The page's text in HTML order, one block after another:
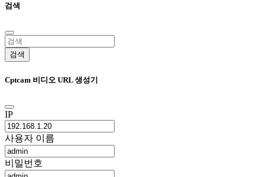
검색
검색
Cptcam 비디오 URL 생성기
IP
사용자 이름
비밀번호